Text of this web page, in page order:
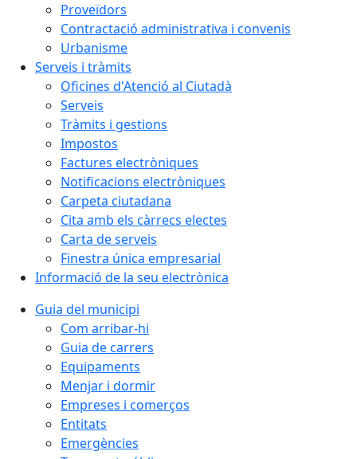
Proveïdors
Contractació administrativa i convenis
Urbanisme
Serveis i tràmits
Oficines d'Atenció al Ciutadà
Serveis
Tràmits i gestions
Impostos
Factures electròniques
Notificacions electròniques
Carpeta ciutadana
Cita amb els càrrecs electes
Carta de serveis
Finestra única empresarial
Informació de la seu electrònica
Guia del municipi
Com arribar-hi
Guia de carrers
Equipaments
Menjar i dormir
Empreses i comerços
Entitats
Emergències